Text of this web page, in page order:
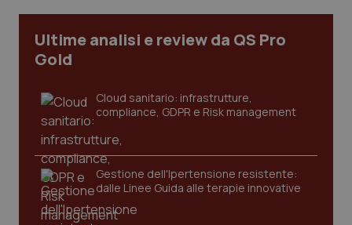
Ultime analisi e review da QS Pro
Gold
Cloud sanitario: infrastrutture,
compliance, GDPR e Risk management
Gestione dell'Ipertensione resistente:
dalle Linee Guida alle terapie innovative
tracking-sites-ironfish-
tracking-enable
www.quotidianosanita.it